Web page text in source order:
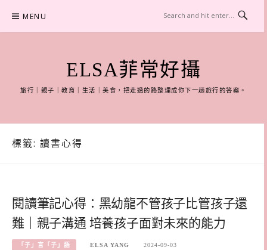
content
MENU
ELSA菲常好攝
旅行｜親子｜教育｜生活｜美食，把走過的路整理成你下一趟旅行的答案。
標籤: 讀書心得
閱讀筆記心得：黑幼龍不管孩子比管孩子還
難｜親子溝通 培養孩子面對未來的能力
「子」言「子」語 ELSA YANG 2024-09-03